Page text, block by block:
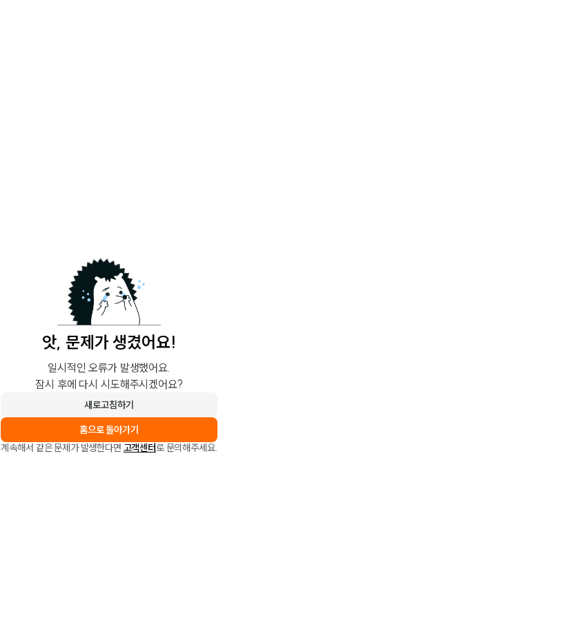
앗, 문제가 생겼어요!
일시적인 오류가 발생했어요.
잠시 후에 다시 시도해주시겠어요?
새로고침하기
홈으로 돌아가기
계속해서 같은 문제가 발생한다면 고객센터로 문의해주세요.